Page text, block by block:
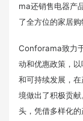
ma还销售电器产
了全方位的家居购
Conforama致力
动和优惠政策，
和可持续发展，
境做出了积极贡献
头，凭借多样化